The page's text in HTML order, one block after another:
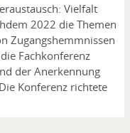
Vielfalt
2022 die Themen
Zugangshemmnissen
Fachkonferenz
der Anerkennung
Konferenz richtete